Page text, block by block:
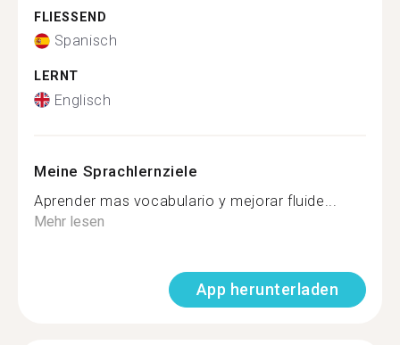
FLIESSEND
Spanisch
LERNT
Englisch
Meine Sprachlernziele
Aprender mas vocabulario y mejorar fluide...
Mehr lesen
App herunterladen